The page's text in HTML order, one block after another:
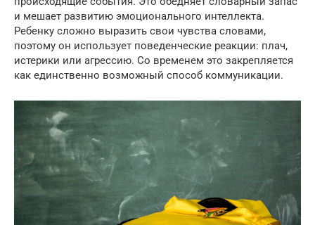
и мешает развитию эмоционального интеллекта.
Ребенку сложно выразить свои чувства словами,
поэтому он использует поведенческие реакции: плач,
истерики или агрессию. Со временем это закрепляется
как единственно возможный способ коммуникации.